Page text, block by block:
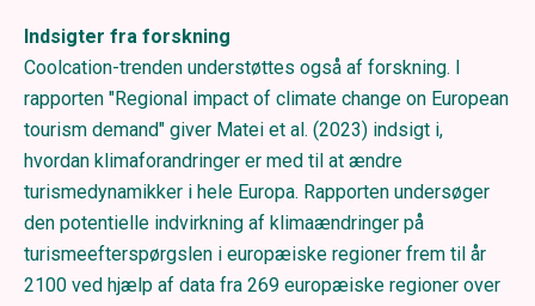
Indsigter fra forskning
Coolcation-trenden understøttes også af forskning. I
rapporten "Regional impact of climate change on European
tourism demand" giver Matei et al. (2023) indsigt i,
hvordan klimaforandringer er med til at ændre
turismedynamikker i hele Europa. Rapporten undersøger
den potentielle indvirkning af klimaændringer på
turismeefterspørgslen i europæiske regioner frem til år
2100 ved hjælp af data fra 269 europæiske regioner over